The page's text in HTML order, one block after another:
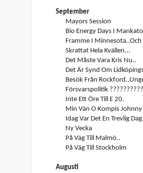
September
Mayors Session
Bio Energy Days I Mankato
Framme I Minnesota..och
Skrattat Hela Kvällen...
Det Måste Vara Kris Nu..
Det Är Synd Om
Besök Från
Försvarspolitik ??????????
Inte Ett Öre Till E 20.
Min Vän O Kompis
Idag Var Det En Trevlig
Ny Vecka
På Väg Till Malmö..
På Väg Till Stockholm
Augusti